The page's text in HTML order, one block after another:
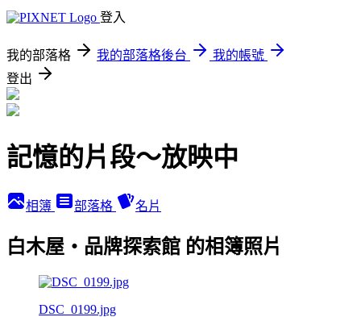
登入
我的部落格 我的部落格後台
我的帳號
登出
記憶的片段～放映中
相簿 部落格 名片
白木屋‧品牌探索館 的相簿照片
DSC_0199.jpg